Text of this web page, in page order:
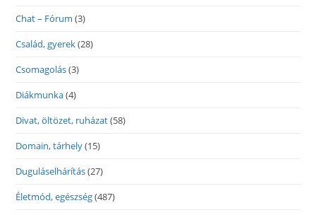
Chat – Fórum (3)
Család, gyerek(28)
Csomagolás(3)
Diákmunka(4)
Divat, öltözet, ruházat(58)
Domain, tárhely(15)
Duguláselhárítás(27)
Életmód, egészség(487)